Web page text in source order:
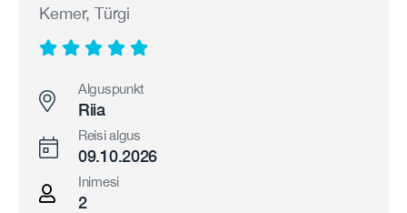
Kemer, Türgi
Alguspunkt
Riia
Reisi algus
09.10.2026
Inimesi
2